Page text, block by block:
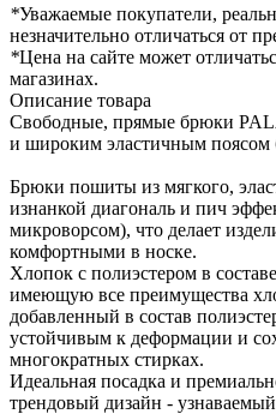
*Уважаемые покупатели,
незначительно отличаться от
*Цена на сайте может
магазинах.
Описание товара
Свободные, прямые брюки
и широким эластичным поясом
Брюки пошиты из мягкого,
изнанкой диагональ и пич
микроворсом), что делает
комфортными в носке.
Хлопок с полиэстером в
имеющую все преимущества
добавленный в состав
устойчивым к деформации и
многократных стирках.
Идеальная посадка и
трендовый дизайн -